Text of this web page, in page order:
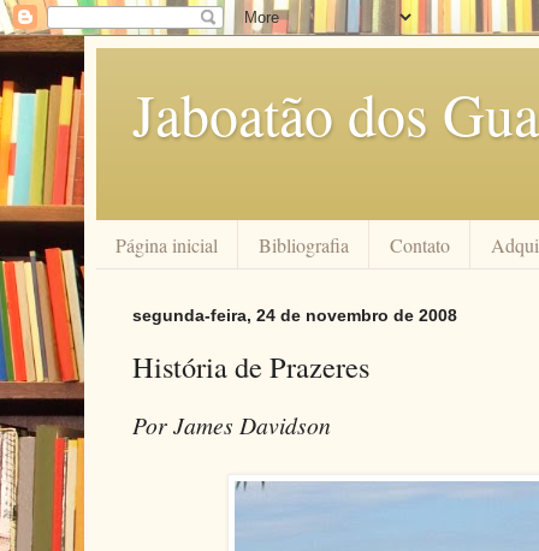
Jaboatão dos
Página inicial Bibliografia Contato
segunda-feira, 24 de novembro de 2008
História de Prazeres
Por James Davidson